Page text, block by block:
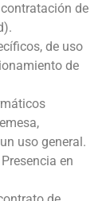
de
de uso
de
uso general.
en